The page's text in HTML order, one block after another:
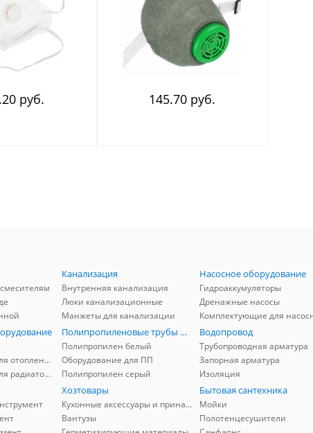
руб. 145.70 руб.
Канализация
Внутренняя канализация
Люки канализационные
Манжеты для канализации
Насосное оборудование
Гидроаккумуляторы
Дренажные насосы
Комплектующие для отопления
Комплектующие для радиаторов
Полипропиленовые трубы и фитинги
Полипропилен белый
Оборудование для ПП
Полипропилен серый
Водопровод
Трубопроводная арматура
Запорная арматура
Изоляция
Хозтовары
Кухонные аксессуары и принадлежности
Вантузы
Бытовая сантехника
Мойки
Полотенцесушители